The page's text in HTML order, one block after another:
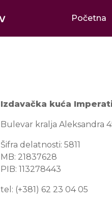
Početna
Izdavačka kuća
Bulevar kralja Aleksandra
Šifra delatnosti: 5811
MB: 21837628
PIB: 113278443
tel: (+381) 62 23 04 05